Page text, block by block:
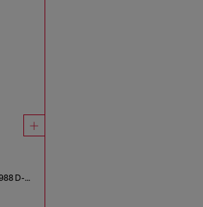
Regular Jeans Low Waist 1988 D-Ark